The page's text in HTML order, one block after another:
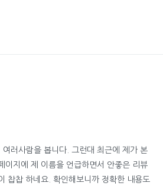
여러사람을 봅니다. 그런대 최근에 제가 본
이지에 제 이름을 언급하면서 안좋은 리뷰
찹찹 하네요. 확인해보니까 정확한 내용도